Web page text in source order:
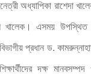
অধ্যাপিকা রাশেদা
এসময় উপস্থিত
বিভাগীয় প্রধান ড.
দক্ষ